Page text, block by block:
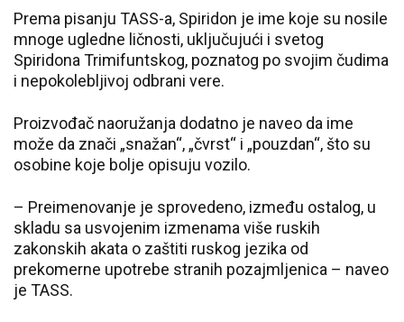
Prema pisanju TASS-a, Spiridon je ime koje su nosile
mnoge ugledne ličnosti, uključujući i svetog
Spiridona Trimifuntskog, poznatog po svojim čudima
i nepokolebljivoj odbrani vere.
Proizvođač naoružanja dodatno je naveo da ime
može da znači „snažan“, „čvrst“ i „pouzdan“, što su
osobine koje bolje opisuju vozilo.
– Preimenovanje je sprovedeno, između ostalog, u
skladu sa usvojenim izmenama više ruskih
zakonskih akata o zaštiti ruskog jezika od
prekomerne upotrebe stranih pozajmljenica – naveo
je TASS.